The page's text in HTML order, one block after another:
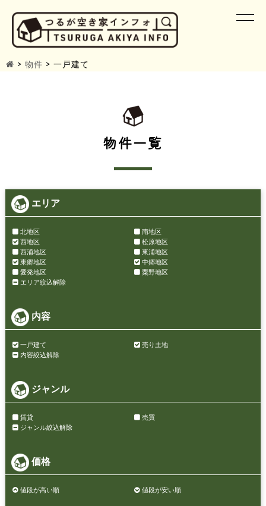
> 物件 > 一戸建て
物件一覧
エリア
北地区
南地区
西地区
松原地区
西浦地区
東浦地区
東郷地区
中郷地区
愛発地区
粟野地区
エリア絞込解除
内容
一戸建て
売り土地
内容絞込解除
ジャンル
賃貸
売買
ジャンル絞込解除
価格
値段が高い順 値段が安い順